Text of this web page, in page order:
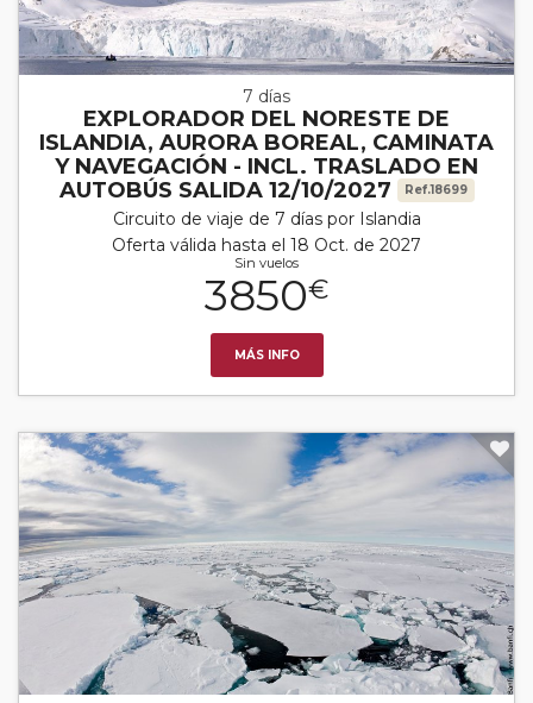
7 días
EXPLORADOR DEL NORESTE DE
ISLANDIA, AURORA BOREAL, CAMINATA
Y NAVEGACIÓN - INCL. TRASLADO EN
AUTOBÚS SALIDA 12/10/2027
Ref.18699
Circuito de viaje de 7 días por Islandia
Oferta válida hasta el 18 Oct. de 2027
Sin vuelos
3850€
MÁS INFO